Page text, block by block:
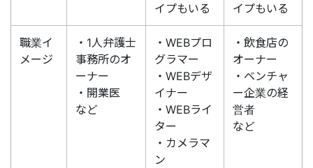
イプもいる
イプもいる
職業イ
メージ
・1人弁護士
事務所のオ
ーナー
・開業医
など
・WEBプロ
グラマー
・WEBデザ
イナー
・WEBライ
ター
・カメラマ
ン
・飲食店の
オーナー
・ベンチャ
ー企業の経
営者
など